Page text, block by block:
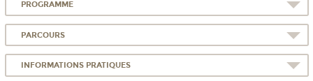
PROGRAMME
PARCOURS
INFORMATIONS PRATIQUES